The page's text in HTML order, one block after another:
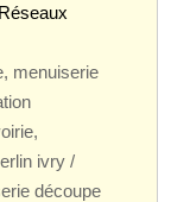
menuiserie
ivry /
découpe